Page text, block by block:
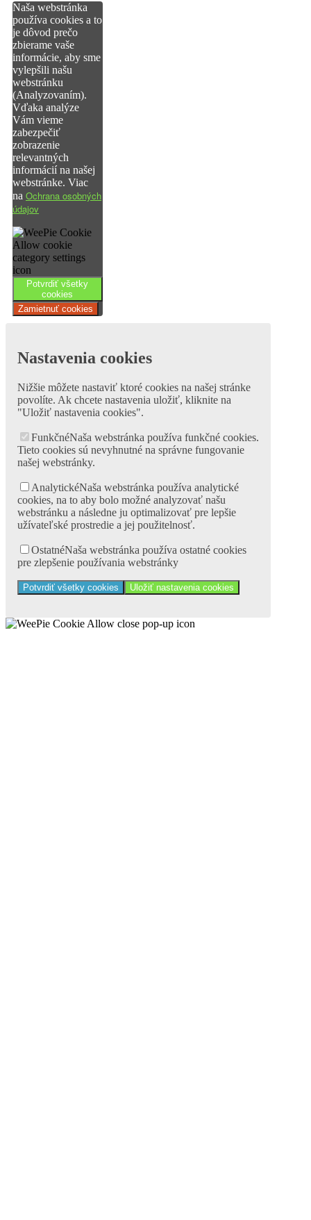
Naša webstránka
používa cookies a to
je dôvod prečo
zbierame vaše
informácie, aby sme
vylepšili našu
webstránku
(Analyzovaním).
Vďaka analýze
Vám vieme
zabezpečiť
zobrazenie
relevantných
informácií na našej
webstránke. Viac
na Ochrana osobných
údajov
Potvrdiť všetky
cookies
Zamietnuť cookies
Nastavenia cookies
Nižšie môžete nastaviť ktoré cookies na našej stránke
povolíte. Ak chcete nastavenia uložiť, kliknite na
"Uložiť nastavenia cookies".
FunkčnéNaša webstránka používa funkčné cookies.
Tieto cookies sú nevyhnutné na správne fungovanie
našej webstránky.
AnalytickéNaša webstránka používa analytické
cookies, na to aby bolo možné analyzovať našu
webstránku a následne ju optimalizovať pre lepšie
užívateľské prostredie a jej použitelnosť.
OstatnéNaša webstránka používa ostatné cookies
pre zlepšenie používania webstránky
Potvrdiť všetky cookies Uložiť nastavenia cookies